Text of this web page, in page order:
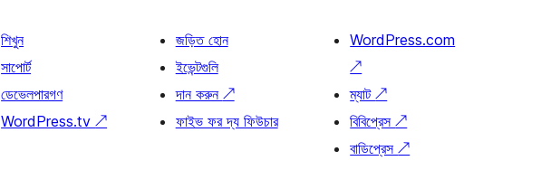
শিখুন
সাপোর্ট
ডেভেলপারগণ
WordPress.tv↗
জড়িত হোন
ইভেন্টগুলি
দান করুন ↗
ফাইভ ফর দ্য ফিউচার
WordPress.com
↗
ম্যাট↗
বিবিপ্রেস↗
বাডিপ্রেস↗